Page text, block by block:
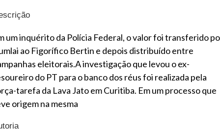
um inquérito da Polícia Federal, o valor foi transferido
ao Figorífico Bertin e depois distribuído entre
eleitorais.A investigação que levou o ex-
do PT para o banco dos réus foi realizada pela
tarefa da Lava Jato em Curitiba. Em um processo que
origem na mesma